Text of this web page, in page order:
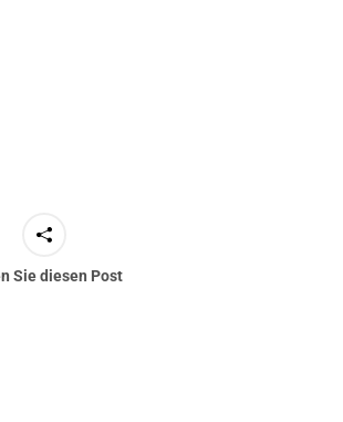
Sie diesen Post